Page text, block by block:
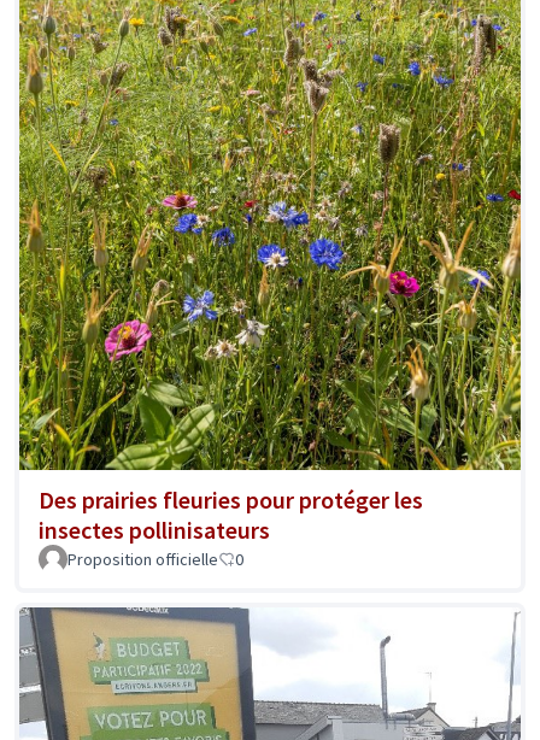
Des prairies fleuries pour protéger les
insectes pollinisateurs
Proposition officielle 0